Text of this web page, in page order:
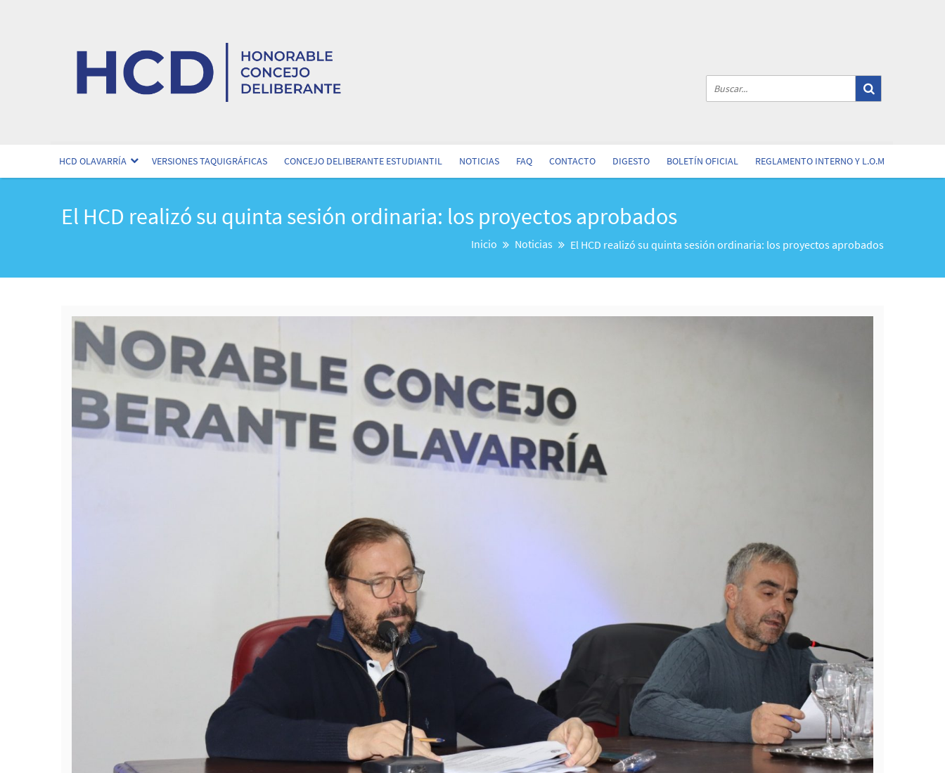
HCD OLAVARRÍA VERSIONES TAQUIGRÁFICAS CONCEJO DELIBERANTE ESTUDIANTIL NOTICIAS FAQ CONTACTO DIGESTO BOLETÍN OFICIAL REGLAMENTO INTERNO Y L.O.M
El HCD realizó su quinta sesión ordinaria: los proyectos aprobados
Inicio Noticias El HCD realizó su quinta sesión ordinaria: los proyectos aprobados